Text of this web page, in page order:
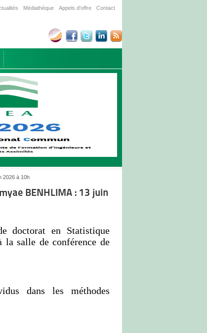
Médiathèque Appels d'offre Contact
2026 à 10h
BENHLIMA : 13 juin
doctorat en Statistique
salle de conférence de
dans les méthodes